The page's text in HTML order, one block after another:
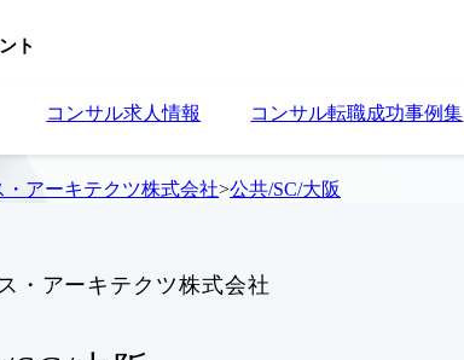
ト
コンサル求人情報 コンサル転職成功事例集
・アーキテクツ株式会社>公共/SC/大阪
・アーキテクツ株式会社